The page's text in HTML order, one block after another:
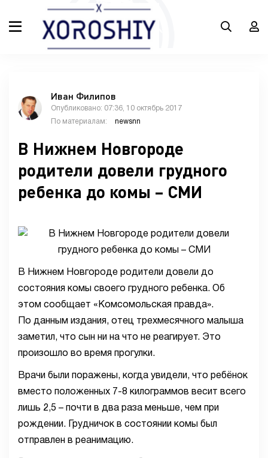
Иван Филипов
Опубликовано: 07:36, 10 октябрь 2017
По материалам:
newsnn
В Нижнем Новгороде
родители довели грудного
ребенка до комы – СМИ
В Нижнем Новгороде родители довели до
состояния комы своего грудного ребенка. Об
этом сообщает «Комсомольская правда».
По данным издания, отец трехмесячного малыша
заметил, что сын ни на что не реагирует. Это
произошло во время прогулки.
Врачи были поражены, когда увидели, что ребёнок
вместо положенных 7-8 килограммов весит всего
лишь 2,5 – почти в два раза меньше, чем при
рождении. Грудничок в состоянии комы был
отправлен в реанимацию.